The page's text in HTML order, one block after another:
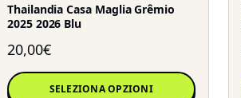
Thailandia Casa Maglia Grêmio
2025 2026 Blu
20,00€
SELEZIONA OPZIONI